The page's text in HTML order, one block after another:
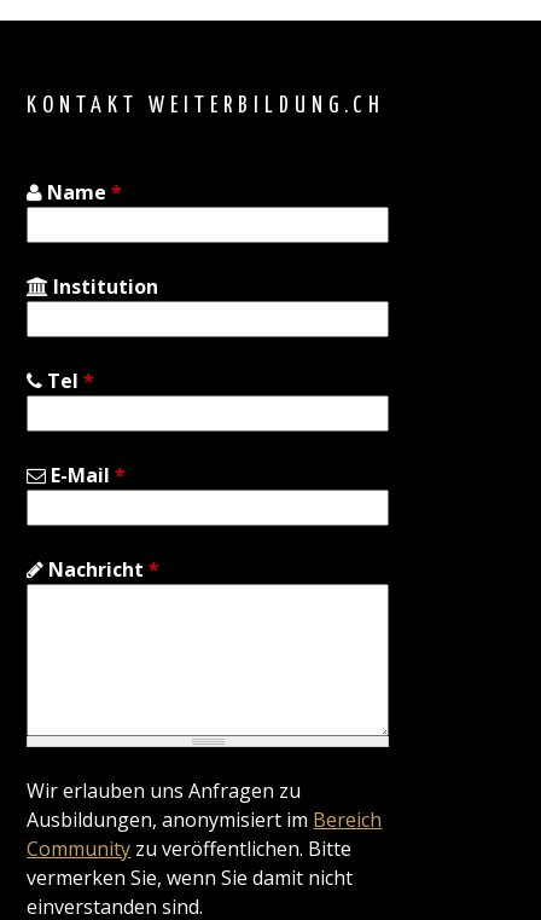
top
KONTAKT WEITERBILDUNG.CH
Name*
Institution
Tel*
E-Mail*
Nachricht*
Wir erlauben uns Anfragen zu
Ausbildungen, anonymisiert im Bereich
Community zu veröffentlichen. Bitte
vermerken Sie, wenn Sie damit nicht
einverstanden sind.